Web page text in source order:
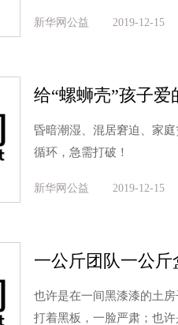
新华网公益 2019-12-15
给“螺蛳壳”孩子爱
昏暗潮湿、混居窘迫、家
循环，急需打破！
新华网公益 2019-12-15
一公斤团队一公斤
也许是在一间黑漆漆的土
打着黑板，一脸严肃；也